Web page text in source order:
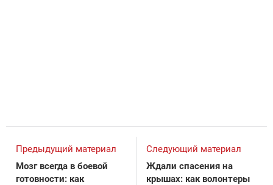
Предыдущий материал
Мозг всегда в боевой
готовности: как
Следующий материал
Ждали спасения на
крышах: как волонтеры